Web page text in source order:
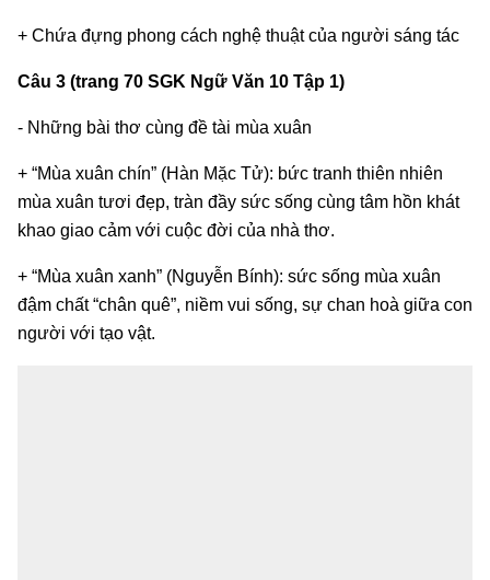
+ Chứa đựng phong cách nghệ thuật của người sáng tác
Câu 3 (trang 70 SGK Ngữ Văn 10 Tập 1)
- Những bài thơ cùng đề tài mùa xuân
+ “Mùa xuân chín” (Hàn Mặc Tử): bức tranh thiên nhiên
mùa xuân tươi đẹp, tràn đầy sức sống cùng tâm hồn khát
khao giao cảm với cuộc đời của nhà thơ.
+ “Mùa xuân xanh” (Nguyễn Bính): sức sống mùa xuân
đậm chất “chân quê”, niềm vui sống, sự chan hoà giữa con
người với tạo vật.